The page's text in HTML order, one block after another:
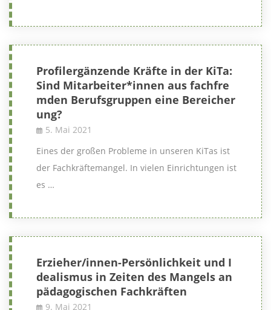
Profilergänzende Kräfte in der KiTa:
Sind Mitarbeiter*innen aus fachfre
mden Berufsgruppen eine Bereicher
ung?
5. Mai 2021
Eines der großen Probleme in unseren KiTas ist
der Fachkräftemangel. In vielen Einrichtungen ist
es …
Erzieher/innen-Persönlichkeit und I
dealismus in Zeiten des Mangels an
pädagogischen Fachkräften
9. Mai 2021